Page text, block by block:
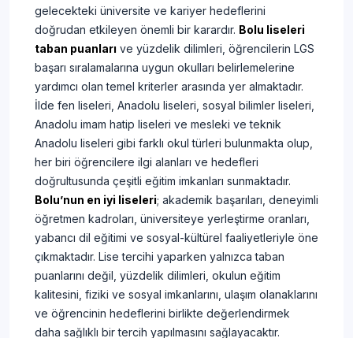
gelecekteki üniversite ve kariyer hedeflerini
doğrudan etkileyen önemli bir karardır. Bolu liseleri
taban puanları ve yüzdelik dilimleri, öğrencilerin LGS
başarı sıralamalarına uygun okulları belirlemelerine
yardımcı olan temel kriterler arasında yer almaktadır.
İlde fen liseleri, Anadolu liseleri, sosyal bilimler liseleri,
Anadolu imam hatip liseleri ve mesleki ve teknik
Anadolu liseleri gibi farklı okul türleri bulunmakta olup,
her biri öğrencilere ilgi alanları ve hedefleri
doğrultusunda çeşitli eğitim imkanları sunmaktadır.
Bolu’nun en iyi liseleri; akademik başarıları, deneyimli
öğretmen kadroları, üniversiteye yerleştirme oranları,
yabancı dil eğitimi ve sosyal-kültürel faaliyetleriyle öne
çıkmaktadır. Lise tercihi yaparken yalnızca taban
puanlarını değil, yüzdelik dilimleri, okulun eğitim
kalitesini, fiziki ve sosyal imkanlarını, ulaşım olanaklarını
ve öğrencinin hedeflerini birlikte değerlendirmek
daha sağlıklı bir tercih yapılmasını sağlayacaktır.